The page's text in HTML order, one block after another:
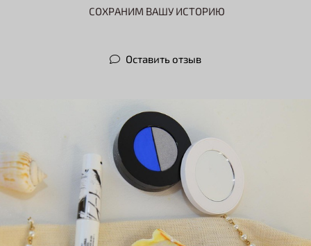
СОХРАНИМ ВАШУ ИСТОРИЮ
Оставить отзыв